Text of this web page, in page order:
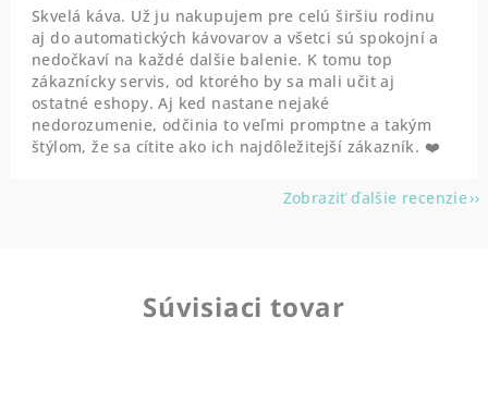
Skvelá káva. Už ju nakupujem pre celú širšiu rodinu
aj do automatických kávovarov a všetci sú spokojní a
nedočkaví na každé dalšie balenie. K tomu top
zákaznícky servis, od ktorého by sa mali učit aj
ostatné eshopy. Aj ked nastane nejaké
nedorozumenie, odčinia to veľmi promptne a takým
štýlom, že sa cítite ako ich najdôležitejší zákazník. ❤️
Zobraziť ďalšie recenzie
Súvisiaci tovar